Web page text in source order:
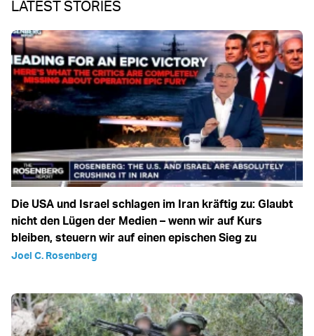
LATEST STORIES
Die USA und Israel schlagen im Iran kräftig zu: Glaubt
nicht den Lügen der Medien – wenn wir auf Kurs
bleiben, steuern wir auf einen epischen Sieg zu
Joel C. Rosenberg